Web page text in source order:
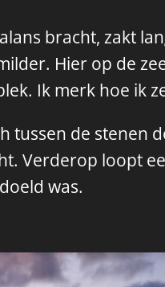
bracht, zakt
Hier op de
Ik merk hoe ik
tussen de stenen
Verderop loopt
was.